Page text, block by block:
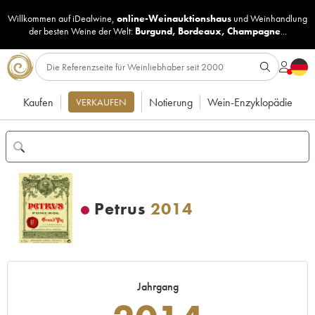
Willkommen auf iDealwine, online-Weinauktionshaus undWeinhandlung
der besten Weine der Welt: Burgund, Bordeaux, Champagne...
Kaufen VERKAUFEN Notierung Wein-Enzyklopädie
Petrus 2014
Jahrgang